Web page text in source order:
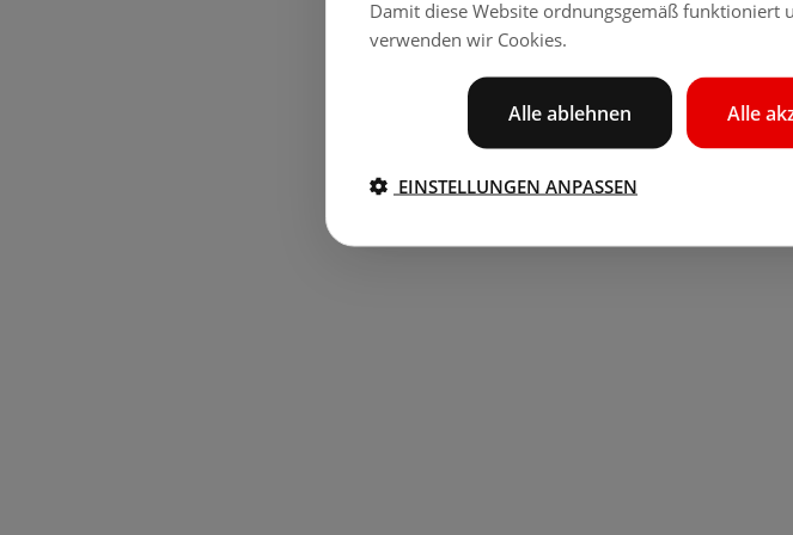
Damit diese Website ordnungsgemäß funktioniert
verwenden wir Cookies.
Alle
Alle ablehnen
EINSTELLUNGEN ANPASSEN